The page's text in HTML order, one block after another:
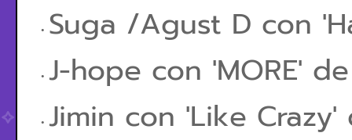
Suga /Agust D con
J-hope con 'MORE'
Jimin con 'Like Crazy'